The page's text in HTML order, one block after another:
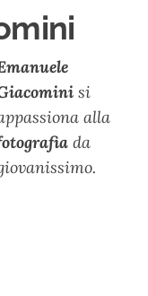
si
alla
da